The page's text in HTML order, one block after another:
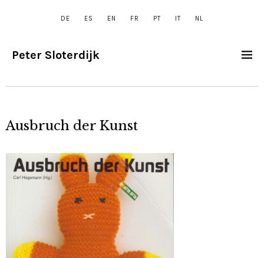
DE ES EN FR PT IT NL
Peter Sloterdijk
Ausbruch der Kunst